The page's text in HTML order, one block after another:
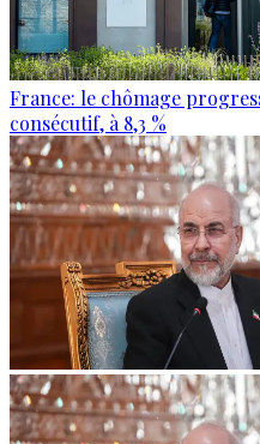
France: le chômage
consécutif, à 8,3 %